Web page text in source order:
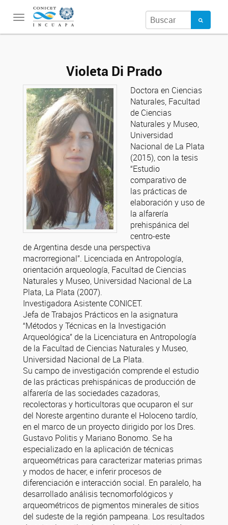
Toggle
navigation
Violeta Di Prado
Doctora en Ciencias
Naturales, Facultad
de Ciencias
Naturales y Museo,
Universidad
Nacional de La Plata
(2015), con la tesis
“Estudio
comparativo de
las prácticas de
elaboración y uso de
la alfarería
prehispánica del
centro-este
de Argentina desde una perspectiva
macrorregional”. Licenciada en Antropología,
orientación arqueología, Facultad de Ciencias
Naturales y Museo, Universidad Nacional de La
Plata, La Plata (2007).
Investigadora Asistente CONICET.
Jefa de Trabajos Prácticos en la asignatura
“Métodos y Técnicas en la Investigación
Arqueológica” de la Licenciatura en Antropología
de la Facultad de Ciencias Naturales y Museo,
Universidad Nacional de La Plata.
Su campo de investigación comprende el estudio
de las prácticas prehispánicas de producción de
alfarería de las sociedades cazadoras,
recolectoras y horticultoras que ocuparon el sur
del Noreste argentino durante el Holoceno tardío,
en el marco de un proyecto dirigido por los Dres.
Gustavo Politis y Mariano Bonomo. Se ha
especializado en la aplicación de técnicas
arqueométricas para caracterizar materias primas
y modos de hacer, e inferir procesos de
diferenciación e interacción social. En paralelo, ha
desarrollado análisis tecnomorfológicos y
arqueométricos de pigmentos minerales de sitios
del sudeste de la región pampeana. Los resultados